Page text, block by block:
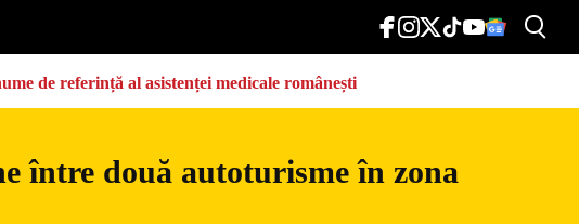
de referință al asistenței medicale românești
între două autoturisme în zona